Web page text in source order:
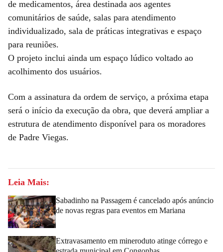
de medicamentos, área destinada aos agentes
comunitários de saúde, salas para atendimento
individualizado, sala de práticas integrativas e espaço
para reuniões.
O projeto inclui ainda um espaço lúdico voltado ao
acolhimento dos usuários.
Com a assinatura da ordem de serviço, a próxima etapa
será o início da execução da obra, que deverá ampliar a
estrutura de atendimento disponível para os moradores
de Padre Viegas.
Leia Mais:
Sabadinho na Passagem é cancelado após anúncio
de novas regras para eventos em Mariana
Extravasamento em mineroduto atinge córrego e